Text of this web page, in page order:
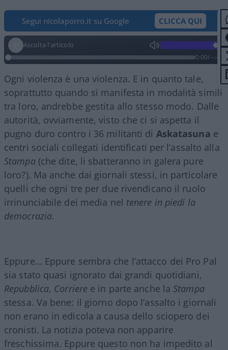
Segui nicolaporro.it su Google CLICCA QUI
Ascolta l'articolo
0:00/--:--
Ogni violenza è una violenza. E in quanto tale,
soprattutto quando si manifesta in modalità simili
tra loro, andrebbe gestita allo stesso modo. Dalle
autorità, ovviamente, visto che ci si aspetta il
pugno duro contro i 36 militanti di Askatasuna e
centri sociali collegati identificati per l’assalto alla
Stampa(che dite, li sbatteranno in galera pure
loro?). Ma anche dai giornali stessi, in particolare
quelli che ogni tre per due rivendicano il ruolo
irrinunciabile dei media nel tenere in piedi la
democrazia.
Eppure… Eppure sembra che l’attacco dei Pro Pal
sia stato quasi ignorato dai grandi quotidiani,
Repubblica, Corriere e in parte anche laStampa
stessa. Va bene: il giorno dopo l’assalto i giornali
non erano in edicola a causa dello sciopero dei
cronisti. La notizia poteva non apparire
freschissima. Eppure questo non ha impedito al